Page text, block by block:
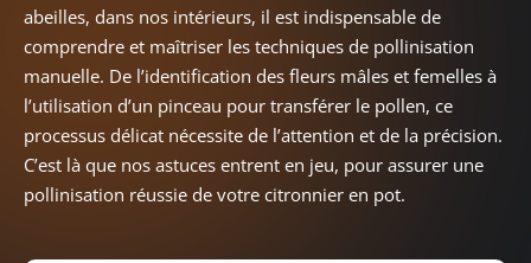
abeilles, dans nos intérieurs, il est indispensable de
comprendre et maîtriser les techniques de pollinisation
manuelle. De l’identification des fleurs mâles et femelles à
l’utilisation d’un pinceau pour transférer le pollen, ce
processus délicat nécessite de l’attention et de la précision.
C’est là que nos astuces entrent en jeu, pour assurer une
pollinisation réussie de votre citronnier en pot.